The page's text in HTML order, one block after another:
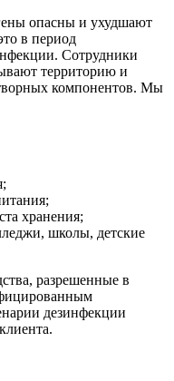
опасны и ухудшают
в период
Сотрудники
территорию и
компонентов. Мы
хранения;
школы, детские
разрешенные в
дезинфекции